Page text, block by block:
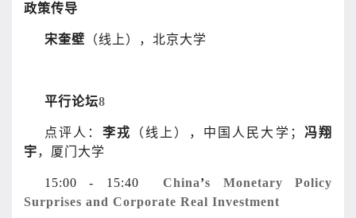
政策传导
宋奎壁 （线上），北京大学
平行论坛8
点评人： 李戎 （线上），中国人民大学；
冯翔
宇，厦门大学
15:00 - 15:40China’s Monetary Policy
Surprises and Corporate Real Investment